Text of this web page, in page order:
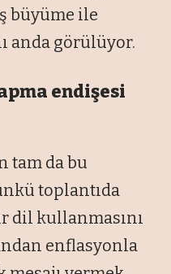
büyüme ile
anda görülüyor.
endişesi
tam da bu
toplantıda
dil kullanmasını
enflasyonla